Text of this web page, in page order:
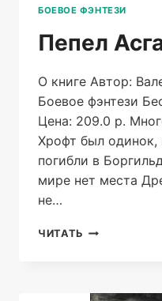
БОЕВОЕ ФЭНТЕЗИ
Пепел
О книге Автор:
Боевое фэнтези
Цена: 209.0 р.
Хрофт был одинок,
погибли в
мире нет места
не…
ЧИТАТЬ ПЕПЕЛ